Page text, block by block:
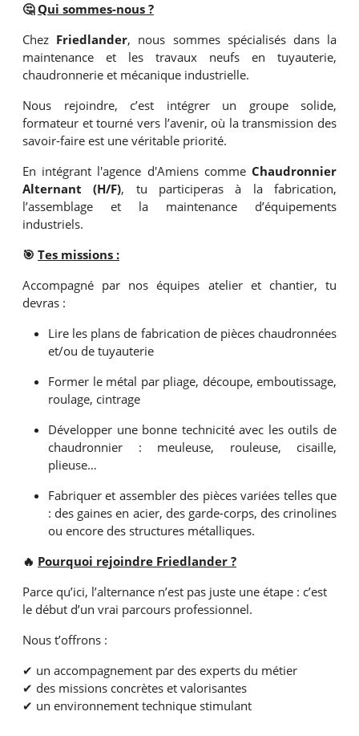
🤔Qui sommes-nous ?
Chez Friedlander, nous sommes spécialisés dans la
maintenance et les travaux neufs en tuyauterie,
chaudronnerie et mécanique industrielle.
Nous rejoindre, c’est intégrer un groupe solide,
formateur et tourné vers l’avenir, où la transmission des
savoir-faire est une véritable priorité.
En intégrant l'agence d'Amiens comme Chaudronnier
Alternant (H/F), tu participeras à la fabrication,
l’assemblage et la maintenance d’équipements
industriels.
🎯 Tes missions :
Accompagné par nos équipes atelier et chantier, tu
devras :
Lire les plans de fabrication de pièces chaudronnées
et/ou de tuyauterie
Former le métal par pliage, découpe, emboutissage,
roulage, cintrage
Développer une bonne technicité avec les outils de
chaudronnier : meuleuse, rouleuse, cisaille,
plieuse…
Fabriquer et assembler des pièces variées telles que
: des gaines en acier, des garde-corps, des crinolines
ou encore des structures métalliques.
🔥 Pourquoi rejoindre Friedlander ?
Parce qu’ici, l’alternance n’est pas juste une étape : c’est
le début d’un vrai parcours professionnel.
Nous t’offrons :
✔ un accompagnement par des experts du métier
✔ des missions concrètes et valorisantes
✔ un environnement technique stimulant